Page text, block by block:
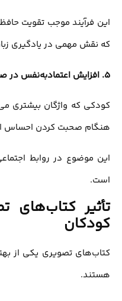
این فرآیند موجب تقویت
که نقش مهمی در یادگیری
5. افزایش اعتمادبه‌نفس در
کودکی که واژگان بیشتری
هنگام صحبت کردن احساس
این موضوع در روابط
است.
تأثیر کتاب‌های
کودکان
کتاب‌های تصویری یکی از
هستند.